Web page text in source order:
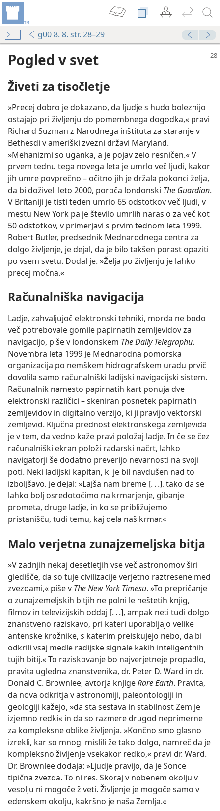
g00 8. 8. str. 28–29
Pogled v svet
Živeti za tisočletje
»Precej dobro je dokazano, da ljudje s hudo boleznijo
ostajajo pri življenju do pomembnega dogodka,« pravi
Richard Suzman z Narodnega inštituta za staranje v
Bethesdi v ameriški zvezni državi Maryland.
»Mehanizmi so uganka, a je pojav zelo resničen.« V
prvem tednu tega novega leta je umrlo več ljudi, kakor
jih umre povprečno – očitno jih je držala pokonci želja,
da bi doživeli leto 2000, poroča londonski The Guardian.
V Britaniji je tisti teden umrlo 65 odstotkov več ljudi, v
mestu New York pa je število umrlih naraslo za več kot
50 odstotkov, v primerjavi s prvim tednom leta 1999.
Robert Butler, predsednik Mednarodnega centra za
dolgo življenje, je dejal, da je bilo takšen porast opaziti
po vsem svetu. Dodal je: »Želja po življenju je lahko
precej močna.«
Računalniška navigacija
Ladje, zahvaljujoč elektronski tehniki, morda ne bodo
več potrebovale gomile papirnatih zemljevidov za
navigacijo, piše v londonskem The Daily Telegraphu.
Novembra leta 1999 je Mednarodna pomorska
organizacija po nemškem hidrografskem uradu prvič
dovolila samo računalniški ladijski navigacijski sistem.
Računalnik namesto papirnatih kart ponuja dve
elektronski različici – skeniran posnetek papirnatih
zemljevidov in digitalno verzijo, ki ji pravijo vektorski
zemljevid. Ključna prednost elektronskega zemljevida
je v tem, da vedno kaže pravi položaj ladje. In če se čez
računalniški ekran položi radarski načrt, lahko
navigatorji še dodatno preverijo nevarnosti na svoji
poti. Neki ladijski kapitan, ki je bil navdušen nad to
izboljšavo, je dejal: »Lajša nam breme [. . .], tako da se
lahko bolj osredotočimo na krmarjenje, gibanje
prometa, druge ladje, in ko se približujemo
pristanišču, tudi temu, kaj dela naš krmar.«
Malo verjetna zunajzemeljska bitja
»V zadnjih nekaj desetletjih vse več astronomov širi
gledišče, da so tuje civilizacije verjetno raztresene med
zvezdami,« piše v The New York Timesu. »To prepričanje
o zunajzemeljskih bitjih ne polni le neštetih knjig,
filmov in televizijskih oddaj [. . .], ampak neti tudi dolgo
znanstveno raziskavo, pri kateri uporabljajo velike
antenske krožnike, s katerim preiskujejo nebo, da bi
odkrili vsaj medle radijske signale kakih inteligentnih
tujih bitij.« To raziskovanje bo najverjetneje propadlo,
pravita ugledna znanstvenika, dr. Peter D. Ward in dr.
Donald C. Brownlee, avtorja knjigeRare Earth. Pravita,
da nova odkritja v astronomiji, paleontologiji in
geologiji kažejo, »da sta sestava in stabilnost Zemlje
izjemno redki« in da so razmere drugod neprimerne
za kompleksne oblike življenja. »Končno smo glasno
izrekli, kar so mnogi mislili že tako dolgo, namreč da je
kompleksno življenje vsekakor redko,« pravi dr. Ward.
Dr. Brownlee dodaja: »Ljudje pravijo, da je Sonce
tipična zvezda. To ni res. Skoraj v nobenem okolju v
vesolju ni mogoče živeti. Življenje je mogoče samo v
edenskem okolju, kakršno je naša Zemlja.«